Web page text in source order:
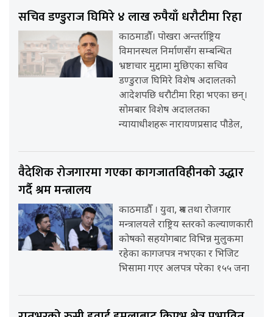
सचिव डण्डुराज घिमिरे ४ लाख रुपैयाँ धरौटीमा रिहा
काठमाडौँ। पोखरा अन्तर्राष्ट्रिय
विमानस्थल निर्माणसँग सम्बन्धित
भ्रष्टाचार मुद्दामा मुछिएका सचिव
डण्डुराज घिमिरे विशेष अदालतको
आदेशपछि धरौटीमा रिहा भएका छन्।
सोमबार विशेष अदालतका
न्यायाधीशहरू नारायणप्रसाद पौडेल,
वैदेशिक रोजगारमा गएका कागजातविहीनको उद्धार
गर्दै श्रम मन्त्रालय
काठमाडौँ । युवा, श्रम तथा रोजगार
मन्त्रालयले राष्ट्रिय स्तरको कल्याणकारी
कोषको सहयोगबाट विभिन्न मुलुकमा
रहेका कागजपत्र नभएका र भिजिट
भिसामा गएर अलपत्र परेका १५५ जना